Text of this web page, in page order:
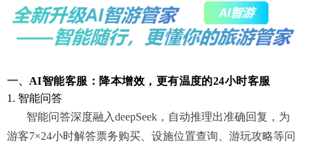
一、 AI智能客服：降本增效，更有温度的24小时客服
1. 智能问答
智能问答深度融入deepSeek，自动推理出准确回复，为
游客7×24小时解答票务购买、设施位置查询、游玩攻略等问